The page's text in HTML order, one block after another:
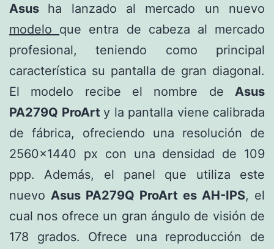
Asus ha lanzado al mercado un nuevo
modelo que entra de cabeza al mercado
profesional, teniendo como principal
característica su pantalla de gran diagonal.
El modelo recibe el nombre de Asus
PA279Q ProArt y la pantalla viene calibrada
de fábrica, ofreciendo una resolución de
2560×1440 px con una densidad de 109
ppp. Además, el panel que utiliza este
nuevo Asus PA279Q ProArt es AH-IPS, el
cual nos ofrece un gran ángulo de visión de
178 grados. Ofrece una reproducción de